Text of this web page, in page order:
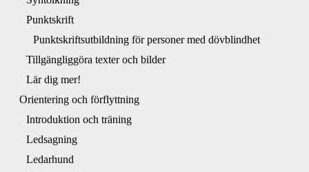
Punktskrift
Punktskriftsutbildning för personer med dövblindhet
Tillgängliggöra texter och bilder
Lär dig mer!
Orientering och förflyttning
Introduktion och träning
Ledsagning
Ledarhund